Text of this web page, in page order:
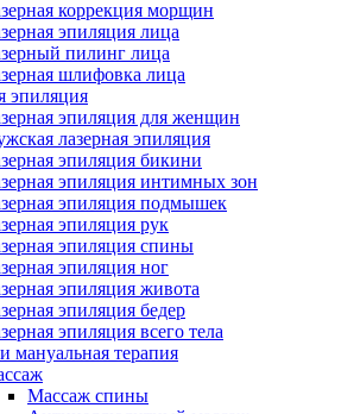
коррекция морщин
эпиляция лица
пилинг лица
шлифовка лица
эпиляция
эпиляция для женщин
лазерная эпиляция
эпиляция бикини
эпиляция интимных зон
эпиляция подмышек
эпиляция рук
эпиляция спины
эпиляция ног
эпиляция живота
эпиляция бедер
эпиляция всего тела
мануальная терапия
Массаж спины